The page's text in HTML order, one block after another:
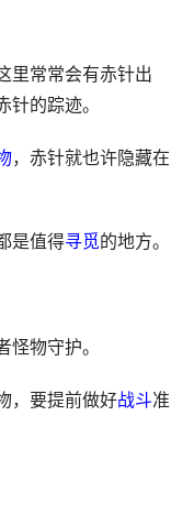
里常常会有赤针出
的踪迹。
，赤针就也许隐藏在
是值得寻觅的地方。
物守护。
，要提前做好战斗准